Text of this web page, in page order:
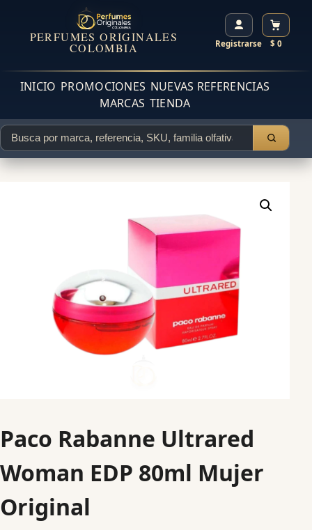
PERFUMES ORIGINALES
COLOMBIA Registrarse $ 0
INICIO PROMOCIONES NUEVAS REFERENCIAS
MARCAS TIENDA
Paco Rabanne Ultrared
Woman EDP 80ml Mujer
Original